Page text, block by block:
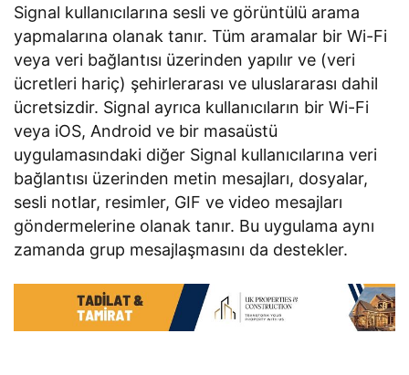
Signal kullanıcılarına sesli ve görüntülü arama
yapmalarına olanak tanır. Tüm aramalar bir Wi-Fi
veya veri bağlantısı üzerinden yapılır ve (veri
ücretleri hariç) şehirlerarası ve uluslararası dahil
ücretsizdir. Signal ayrıca kullanıcıların bir Wi-Fi
veya iOS, Android ve bir masaüstü
uygulamasındaki diğer Signal kullanıcılarına veri
bağlantısı üzerinden metin mesajları, dosyalar,
sesli notlar, resimler, GIF ve video mesajları
göndermelerine olanak tanır. Bu uygulama aynı
zamanda grup mesajlaşmasını da destekler.